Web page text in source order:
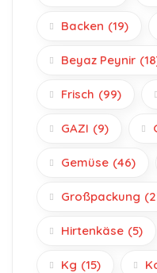
Backen (19)
Beyaz Peynir
Frisch (99)
GAZI (9)
Gemüse (46)
Großpackung
Hirtenkäse (5)
Kg (15)